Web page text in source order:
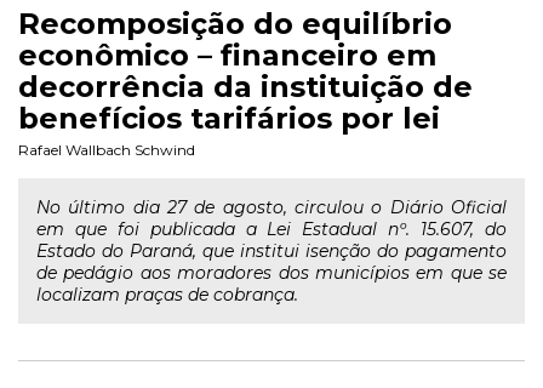
Recomposição do equilíbrio
econômico – financeiro em
decorrência da instituição de
benefícios tarifários por lei
Rafael Wallbach Schwind
No último dia 27 de agosto, circulou o Diário Oficial
em que foi publicada a Lei Estadual nº. 15.607, do
Estado do Paraná, que institui isenção do pagamento
de pedágio aos moradores dos municípios em que se
localizam praças de cobrança.